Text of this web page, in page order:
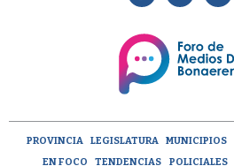
PROVINCIA LEGISLATURA MUNICIPIOS
EN FOCO
TENDENCIAS POLICIALES